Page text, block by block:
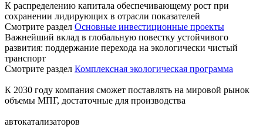
К распределению капитала обеспечивающему рост при
сохранении лидирующих в отрасли показателей
Смотрите раздел Основные инвестиционные проекты
Важнейший вклад в глобальную повестку устойчивого
развития: поддержание перехода на экологически чистый
транспорт
Смотрите раздел Комплексная экологическая программа
К 2030 году компания сможет поставлять на мировой рынок
объемы МПГ, достаточные для производства
автокатализаторов